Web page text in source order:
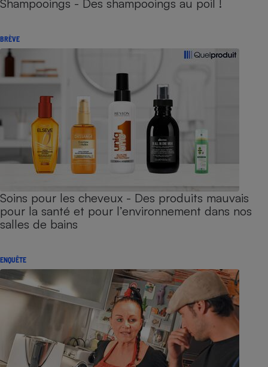
Shampooings - Des shampooings au poil !
BRÈVE
Soins pour les cheveux - Des produits mauvais
pour la santé et pour l’environnement dans nos
salles de bains
ENQUÊTE